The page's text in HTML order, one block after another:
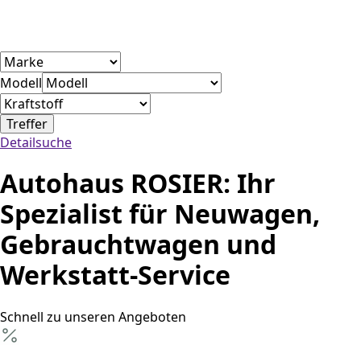
Modell
Treffer
Detailsuche
Autohaus ROSIER: Ihr
Spezialist für Neuwagen,
Gebrauchtwagen und
Werkstatt-Service
Schnell zu unseren Angeboten